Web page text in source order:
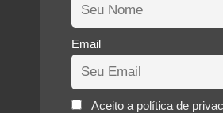
Email
Aceito a política de